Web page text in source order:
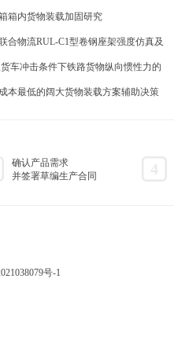
箱内货物装载加固研究
合物流RUL-C1型卷钢座架强度仿真及
车冲击条件下铁路货物纵向惯性力的
本最低的阔大货物装载方案辅助决策
确认产品需求
并签署草编生产合同
号-1